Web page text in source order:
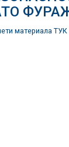
материала ТУК